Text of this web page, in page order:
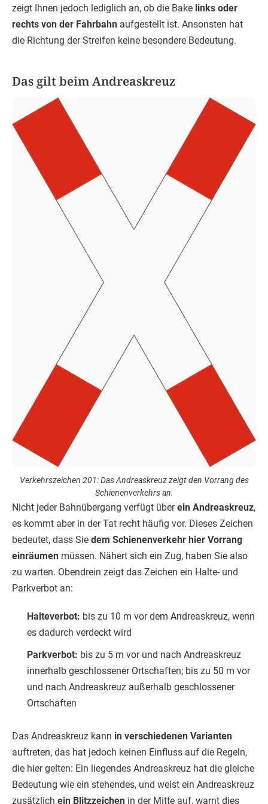
zeigt Ihnen jedoch lediglich an, ob die Bake links oder
rechts von der Fahrbahn aufgestellt ist. Ansonsten hat
die Richtung der Streifen keine besondere Bedeutung.
Das gilt beim Andreaskreuz
Verkehrszeichen 201: Das Andreaskreuz zeigt den Vorrang des
Schienenverkehrs an.
Nicht jeder Bahnübergang verfügt überein Andreaskreuz,
es kommt aber in der Tat recht häufig vor. Dieses Zeichen
bedeutet, dass Sie dem Schienenverkehr hier Vorrang
einräumen müssen. Nähert sich ein Zug, haben Sie also
zu warten. Obendrein zeigt das Zeichen ein Halte- und
Parkverbot an:
Halteverbot: bis zu 10 m vor dem Andreaskreuz, wenn
es dadurch verdeckt wird
Parkverbot: bis zu 5 m vor und nach Andreaskreuz
innerhalb geschlossener Ortschaften; bis zu 50 m vor
und nach Andreaskreuz außerhalb geschlossener
Ortschaften
Das Andreaskreuz kann in verschiedenen Varianten
auftreten, das hat jedoch keinen Einfluss auf die Regeln,
die hier gelten: Ein liegendes Andreaskreuz hat die gleiche
Bedeutung wie ein stehendes, und weist ein Andreaskreuz
zusätzlich ein Blitzzeichen in der Mitte auf, warnt dies